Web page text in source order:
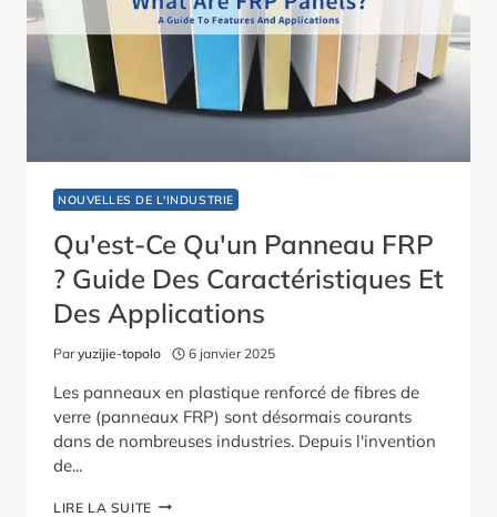
NOUVELLES DE L'INDUSTRIE
Qu'est-Ce Qu'un Panneau FRP
? Guide Des Caractéristiques Et
Des Applications
Par yuzijie-topolo 6 janvier 2025
Les panneaux en plastique renforcé de fibres de
verre (panneaux FRP) sont désormais courants
dans de nombreuses industries. Depuis l'invention
de...
LIRE LA SUITEQU'EST-